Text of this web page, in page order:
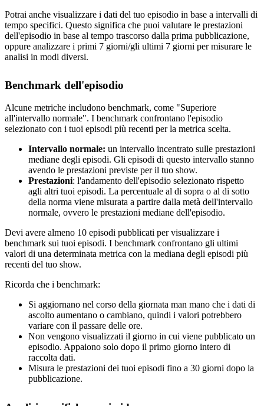
Potrai anche visualizzare i dati del tuo episodio in base a intervalli di
tempo specifici. Questo significa che puoi valutare le prestazioni
dell'episodio in base al tempo trascorso dalla prima pubblicazione,
oppure analizzare i primi 7 giorni/gli ultimi 7 giorni per misurare le
analisi in modi diversi.
Benchmark dell'episodio
Alcune metriche includono benchmark, come "Superiore
all'intervallo normale". I benchmark confrontano l'episodio
selezionato con i tuoi episodi più recenti per la metrica scelta.
Intervallo normale: un intervallo incentrato sulle prestazioni
mediane degli episodi. Gli episodi di questo intervallo stanno
avendo le prestazioni previste per il tuo show.
Prestazioni: l'andamento dell'episodio selezionato rispetto
agli altri tuoi episodi. La percentuale al di sopra o al di sotto
della norma viene misurata a partire dalla metà dell'intervallo
normale, ovvero le prestazioni mediane dell'episodio.
Devi avere almeno 10 episodi pubblicati per visualizzare i
benchmark sui tuoi episodi. I benchmark confrontano gli ultimi
valori di una determinata metrica con la mediana degli episodi più
recenti del tuo show.
Ricorda che i benchmark:
Si aggiornano nel corso della giornata man mano che i dati di
ascolto aumentano o cambiano, quindi i valori potrebbero
variare con il passare delle ore.
Non vengono visualizzati il giorno in cui viene pubblicato un
episodio. Appaiono solo dopo il primo giorno intero di
raccolta dati.
Misura le prestazioni dei tuoi episodi fino a 30 giorni dopo la
pubblicazione.